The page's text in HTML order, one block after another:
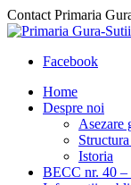
Contact Primaria
Facebook
Home
Despre noi
Asezare
Istoria
BECC nr. 40 –